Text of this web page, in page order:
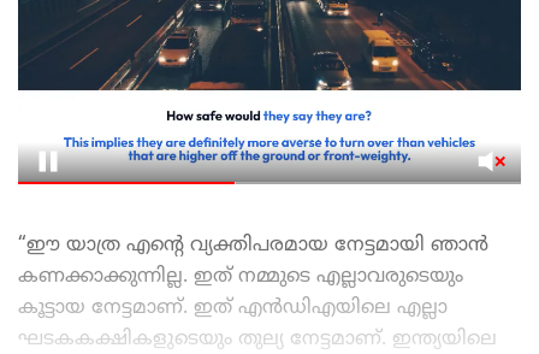
“ഈ യാത്ര എന്റെ വ്യക്തിപരമായ നേട്ടമായി ഞാൻ
കണക്കാക്കുന്നില്ല. ഇത് നമ്മുടെ എല്ലാവരുടെയും
കൂട്ടായ നേട്ടമാണ്. ഇത് എൻ‌ഡി‌എയിലെ എല്ലാ
ഘടകകക്ഷികളുടെയും തുല്യ നേട്ടമാണ്. ഇന്ത്യയിലെ